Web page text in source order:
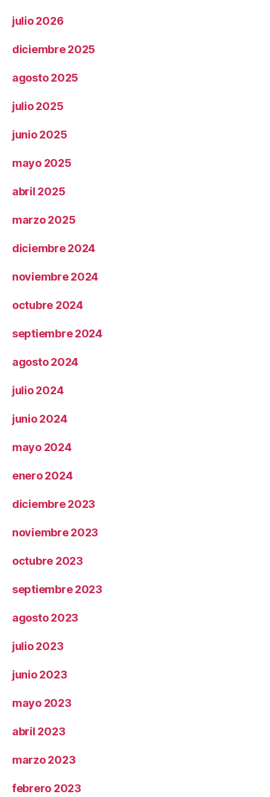
julio 2026
diciembre 2025
agosto 2025
julio 2025
junio 2025
mayo 2025
abril 2025
marzo 2025
diciembre 2024
noviembre 2024
octubre 2024
septiembre 2024
agosto 2024
julio 2024
junio 2024
mayo 2024
enero 2024
diciembre 2023
noviembre 2023
octubre 2023
septiembre 2023
agosto 2023
julio 2023
junio 2023
mayo 2023
abril 2023
marzo 2023
febrero 2023